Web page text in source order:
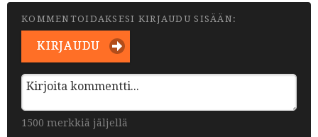
KOMMENTOIDAKSESI KIRJAUDU SISÄÄN:
KIRJAUDU
1500 merkkiä jäljellä